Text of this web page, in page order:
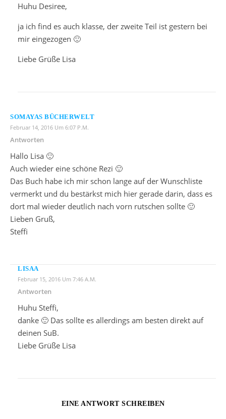
Huhu Desiree,
ja ich find es auch klasse, der zweite Teil ist gestern bei
mir eingezogen 🙂
Liebe Grüße Lisa
SOMAYAS BÜCHERWELT
Februar 14, 2016 Um 6:07 P.m.
Antworten
Hallo Lisa 🙂
Auch wieder eine schöne Rezi 🙂
Das Buch habe ich mir schon lange auf der Wunschliste
vermerkt und du bestärkst mich hier gerade darin, dass es
dort mal wieder deutlich nach vorn rutschen sollte 🙂
Lieben Gruß,
Steffi
LISAA
Februar 15, 2016 Um 7:46 A.m.
Antworten
Huhu Steffi,
danke 🙂 Das sollte es allerdings am besten direkt auf
deinen SuB.
Liebe Grüße Lisa
EINE ANTWORT SCHREIBEN